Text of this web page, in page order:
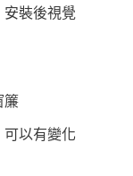
裝後視覺
簾
以有變化